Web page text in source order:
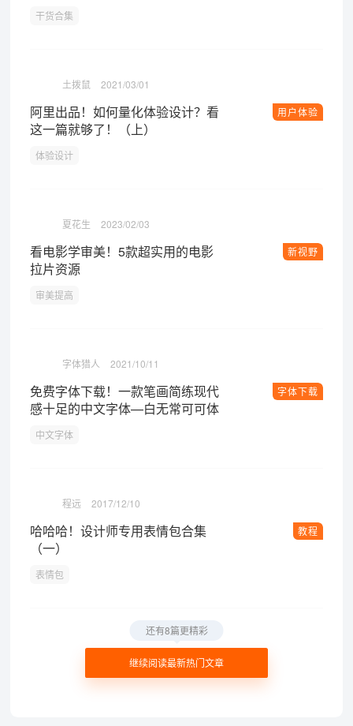
干货合集
土拨鼠 2021/03/01
用户体验
阿里出品！如何量化体验设计？看
这一篇就够了！（上）
体验设计
夏花生 2023/02/03
新视野
看电影学审美！5款超实用的电影
拉片资源
审美提高
字体猎人 2021/10/11
字体下载
免费字体下载！一款笔画简练现代
感十足的中文字体—白无常可可体
中文字体
程远 2017/12/10
教程
哈哈哈！设计师专用表情包合集
（一）
表情包
继续阅读最新热门文章
还有8篇更精彩